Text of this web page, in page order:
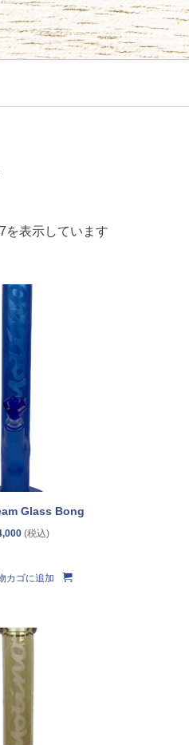
を表示しています
Glass Bong
カゴに追加